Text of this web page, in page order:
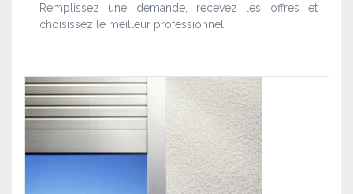
Remplissez une demande, recevez les offres et
choisissez le meilleur professionnel.